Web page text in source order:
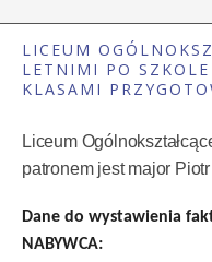
LICEUM
LETNIMI PO SZKOLE
KLASAMI
Liceum
patronem jest major
Dane do wystawienia
NABYWCA: